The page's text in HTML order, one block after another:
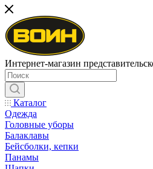
Интернет-магазин
Каталог
Одежда
Головные уборы
Балаклавы
Бейсболки, кепки
Панамы